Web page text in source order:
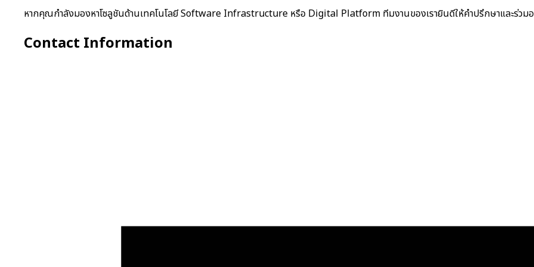
หากคุณกำลังมองหาโซลูชันด้านเทคโนโลยี Software Infrastructure หรือ Digital Platform ทีมงานของเรายินดีให้คำปรึกษาและร่ว
Contact Information